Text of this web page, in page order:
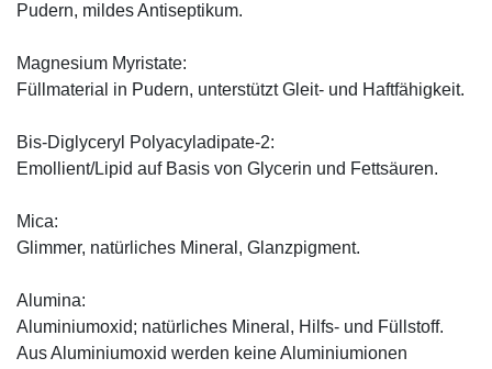
Pudern, mildes Antiseptikum.
Magnesium Myristate:
Füllmaterial in Pudern, unterstützt Gleit- und Haftfähigkeit.
Bis-Diglyceryl Polyacyladipate-2:
Emollient/Lipid auf Basis von Glycerin und Fettsäuren.
Mica:
Glimmer, natürliches Mineral, Glanzpigment.
Alumina:
Aluminiumoxid; natürliches Mineral, Hilfs- und Füllstoff.
Aus Aluminiumoxid werden keine Aluminiumionen